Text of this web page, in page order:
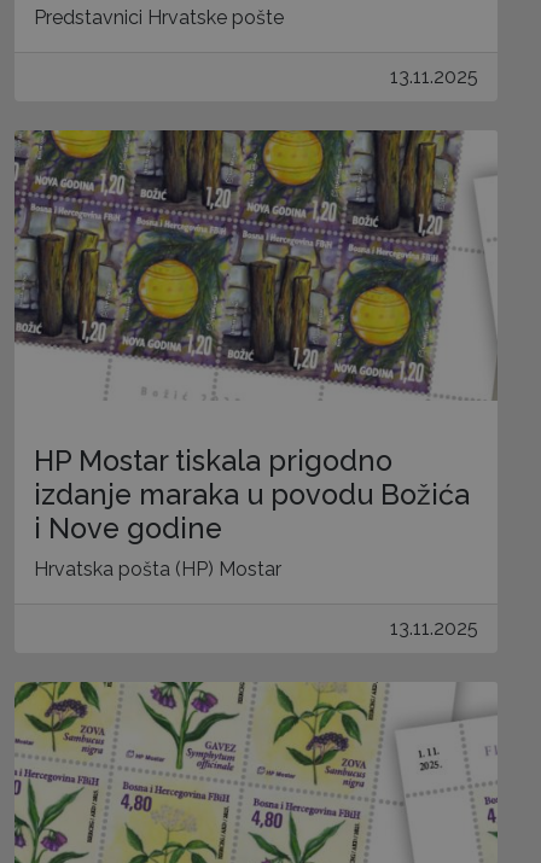
Predstavnici Hrvatske pošte
13.11.2025
HP Mostar tiskala prigodno
izdanje maraka u povodu Božića
i Nove godine
Hrvatska pošta (HP) Mostar
13.11.2025